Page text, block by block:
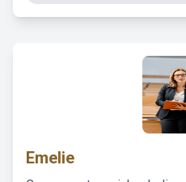
Emelie